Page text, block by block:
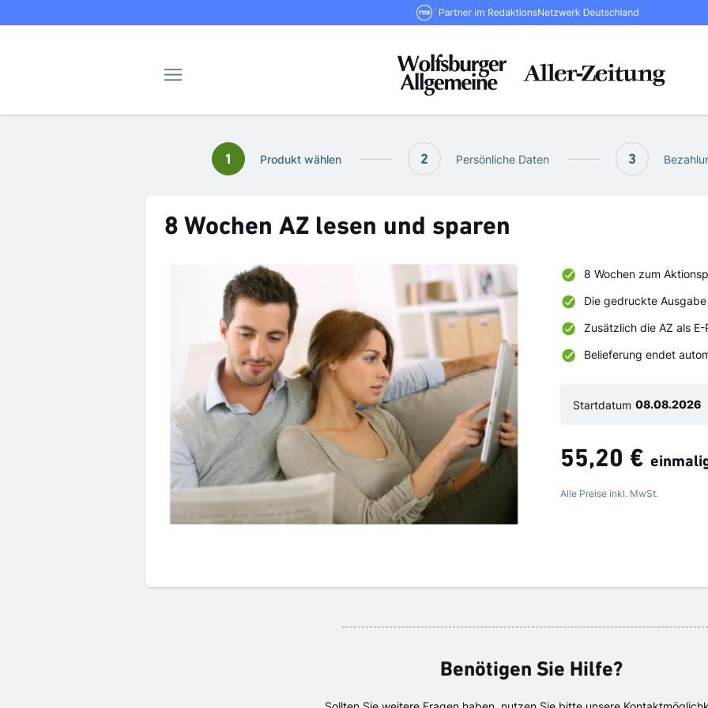
RND Partner im RedaktionsNetzwerk
Navigation
1 Produkt wählen 2 Persönliche Daten 3
8 Wochen AZ lesen und sparen
8 Wochen zum
Die gedruckte
Zusätzlich die AZ als
Belieferung endet
Startdatum
55,20 €
Alle Preise inkl. MwSt.
Benötigen Sie Hilfe?